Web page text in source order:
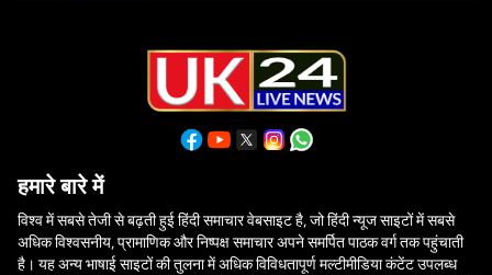
हमारे बारे में
विश्व में सबसे तेजी से बढ़ती हुई हिंदी समाचार वेबसाइट है, जो हिंदी न्यूज साइटों में सबसे
अधिक विश्वसनीय, प्रामाणिक और निष्पक्ष समाचार अपने समर्पित पाठक वर्ग तक पहुंचाती
है। यह अन्य भाषाई साइटों की तुलना में अधिक विविधतापूर्ण मल्टीमीडिया कंटेंट उपलब्ध